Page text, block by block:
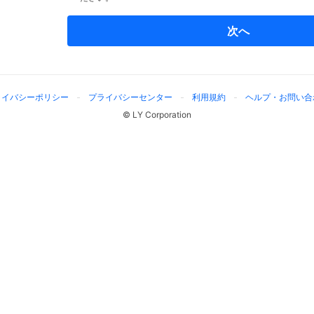
次へ
バシーポリシー プライバシーセンター 利用規約
ヘルプ・お問い
© LY Corporation